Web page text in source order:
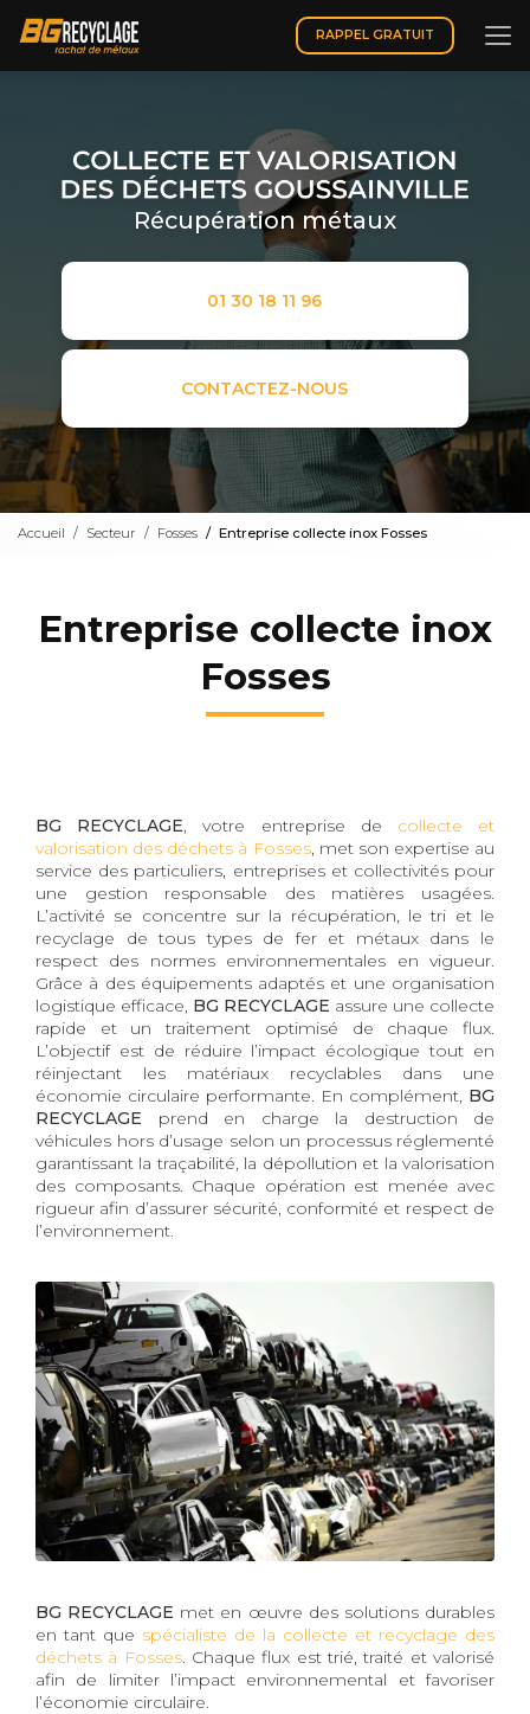
contenu
principal
RAPPEL GRATUIT
Récupération métaux
01 30 18 11 96
CONTACTEZ-NOUS
Accueil Secteur Fosses Entreprise collecte inox Fosses
Entreprise collecte inox
Fosses
BG RECYCLAGE, votre entreprise de collecte et
valorisation des déchets à Fosses, met son expertise au
service des particuliers, entreprises et collectivités pour
une gestion responsable des matières usagées.
L’activité se concentre sur la récupération, le tri et le
recyclage de tous types de fer et métaux dans le
respect des normes environnementales en vigueur.
Grâce à des équipements adaptés et une organisation
logistique efficace, BG RECYCLAGE assure une collecte
rapide et un traitement optimisé de chaque flux.
L’objectif est de réduire l’impact écologique tout en
réinjectant les matériaux recyclables dans une
économie circulaire performante. En complément, BG
RECYCLAGE prend en charge la destruction de
véhicules hors d’usage selon un processus réglementé
garantissant la traçabilité, la dépollution et la valorisation
des composants. Chaque opération est menée avec
rigueur afin d’assurer sécurité, conformité et respect de
l’environnement.
BG RECYCLAGE met en œuvre des solutions durables
en tant que spécialiste de la collecte et recyclage des
déchets à Fosses. Chaque flux est trié, traité et valorisé
afin de limiter l’impact environnemental et favoriser
l’économie circulaire.